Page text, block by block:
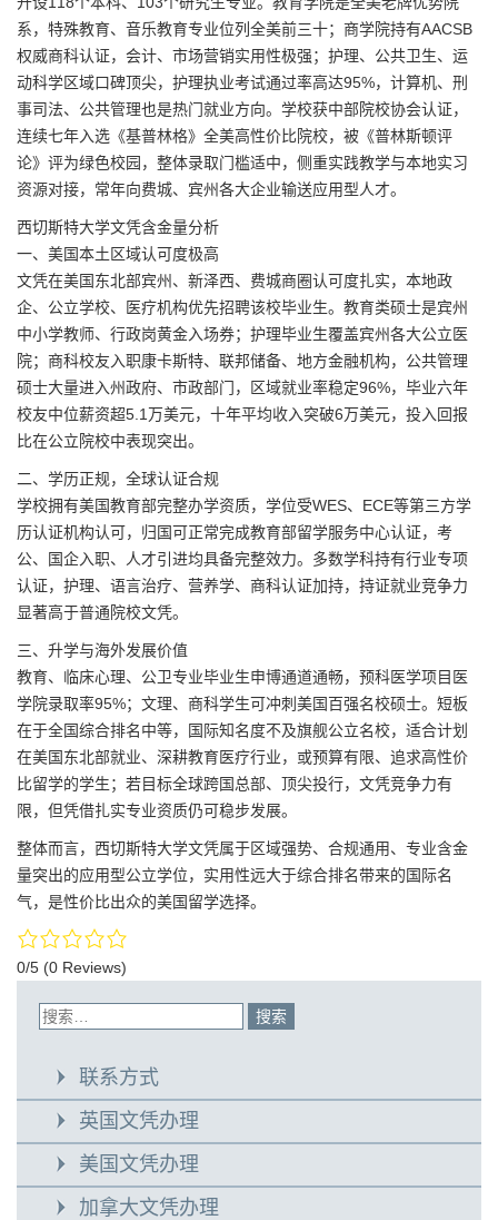
系，特殊教育、音乐教育专业位列全美前三十；商学院持有AACSB
权威商科认证，会计、市场营销实用性极强；护理、公共卫生、运
动科学区域口碑顶尖，护理执业考试通过率高达95%，计算机、刑
事司法、公共管理也是热门就业方向。学校获中部院校协会认证，
连续七年入选《基普林格》全美高性价比院校，被《普林斯顿评
论》评为绿色校园，整体录取门槛适中，侧重实践教学与本地实习
资源对接，常年向费城、宾州各大企业输送应用型人才。
西切斯特大学文凭含金量分析
一、美国本土区域认可度极高
文凭在美国东北部宾州、新泽西、费城商圈认可度扎实，本地政
企、公立学校、医疗机构优先招聘该校毕业生。教育类硕士是宾州
中小学教师、行政岗黄金入场券；护理毕业生覆盖宾州各大公立医
院；商科校友入职康卡斯特、联邦储备、地方金融机构，公共管理
硕士大量进入州政府、市政部门，区域就业率稳定96%，毕业六年
校友中位薪资超5.1万美元，十年平均收入突破6万美元，投入回报
比在公立院校中表现突出。
二、学历正规，全球认证合规
学校拥有美国教育部完整办学资质，学位受WES、ECE等第三方学
历认证机构认可，归国可正常完成教育部留学服务中心认证，考
公、国企入职、人才引进均具备完整效力。多数学科持有行业专项
认证，护理、语言治疗、营养学、商科认证加持，持证就业竞争力
显著高于普通院校文凭。
三、升学与海外发展价值
教育、临床心理、公卫专业毕业生申博通道通畅，预科医学项目医
学院录取率95%；文理、商科学生可冲刺美国百强名校硕士。短板
在于全国综合排名中等，国际知名度不及旗舰公立名校，适合计划
在美国东北部就业、深耕教育医疗行业，或预算有限、追求高性价
比留学的学生；若目标全球跨国总部、顶尖投行，文凭竞争力有
限，但凭借扎实专业资质仍可稳步发展。
整体而言，西切斯特大学文凭属于区域强势、合规通用、专业含金
量突出的应用型公立学位，实用性远大于综合排名带来的国际名
气，是性价比出众的美国留学选择。
0/5 (0 Reviews)
联系方式
英国文凭办理
美国文凭办理
加拿大文凭办理